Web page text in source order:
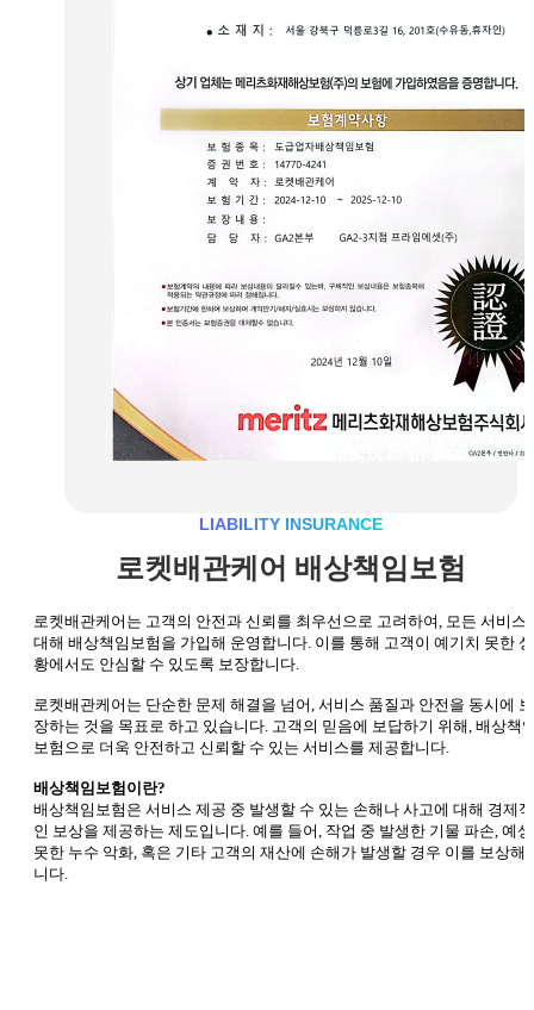
LIABILITY INSURANCE
로켓배관케어 배상책임보험
로켓배관케어는 고객의 안전과 신뢰를 최우선으로 고려하여, 모든 서비스
대해 배상책임보험을 가입해 운영합니다. 이를 통해 고객이 예기치 못한 상
황에서도 안심할 수 있도록 보장합니다.
로켓배관케어는 단순한 문제 해결을 넘어, 서비스 품질과 안전을 동시에 보
장하는 것을 목표로 하고 있습니다. 고객의 믿음에 보답하기 위해, 배상책
보험으로 더욱 안전하고 신뢰할 수 있는 서비스를 제공합니다.
배상책임보험이란?
배상책임보험은 서비스 제공 중 발생할 수 있는 손해나 사고에 대해 경제적
인 보상을 제공하는 제도입니다. 예를 들어, 작업 중 발생한 기물 파손, 예
못한 누수 악화, 혹은 기타 고객의 재산에 손해가 발생할 경우 이를 보상해
니다.